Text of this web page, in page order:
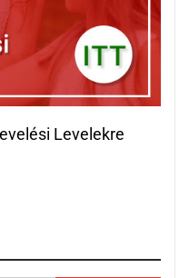
Levelekre